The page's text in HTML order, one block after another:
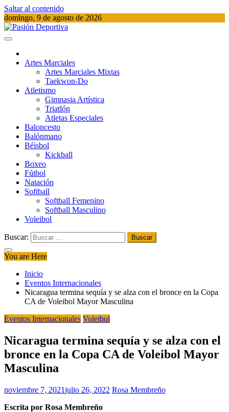
Saltar al contenido
domingo, 9 de agosto de 2026
Artes Marciales
Artes Marciales Mixtas
Taekwon-Do
Atletismo
Gimnasia Artística
Triatlón​
Atletas Especiales
Baloncesto
Balónmano
Béisbol
Kickball​
Boxeo
Fútbol
Natación​
Softball​
Softball​ Femenino
Softball​ Masculino
Voleibol​
Buscar:
You are Here
Inicio
Eventos Internacionales
Nicaragua termina sequía y se alza con el bronce en la Copa
CA de Voleibol Mayor Masculina
Eventos Internacionales Voleibol
Nicaragua termina sequía y se alza con el
bronce en la Copa CA de Voleibol Mayor
Masculina
noviembre 7, 2021julio 26, 2022 Rosa Membreño
Escrita por Rosa Membreño